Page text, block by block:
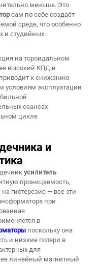
меньше. Это
сам по себе создаёт
среде, что особенно
и студийных
на тороидальном
высокий КПД и
приводит к снижению
условиям эксплуатации
сеансах
цикле
и
усилитель
проницаемость,
гистерезис — все эти
при
в
поскольку она
и низкие потери в
для
линейный магнитный